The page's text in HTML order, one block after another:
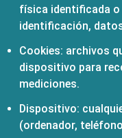
física identificada o
identificación,
Cookies: archivos
dispositivo para
mediciones.
Dispositivo:
(ordenador,